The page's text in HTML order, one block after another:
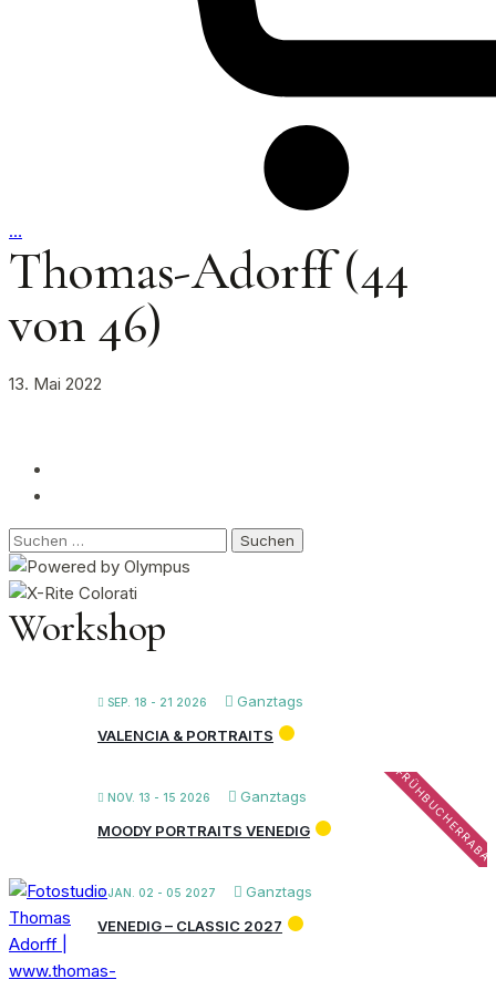
…
Thomas-Adorff (44
von 46)
13. Mai 2022
Suchen
nach:
Workshop
SEP. 18 - 21 2026
Ganztags
VALENCIA & PORTRAITS
NOV. 13 - 15 2026 Ganztags
MOODY PORTRAITS VENEDIG
JAN. 02 - 05 2027
Ganztags
VENEDIG – CLASSIC 2027